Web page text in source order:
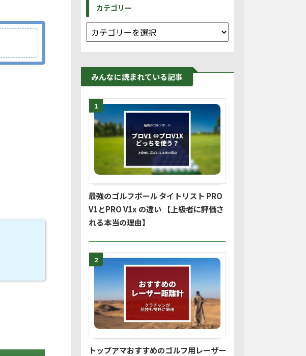
カテゴリー
みんなに読まれている記事
1
最強のゴルフボール タイトリスト PRO
V1とPRO V1x の違い 【上級者に評価さ
れる本当の理由】
2
トップアマおすすめのゴルフ用レーザー